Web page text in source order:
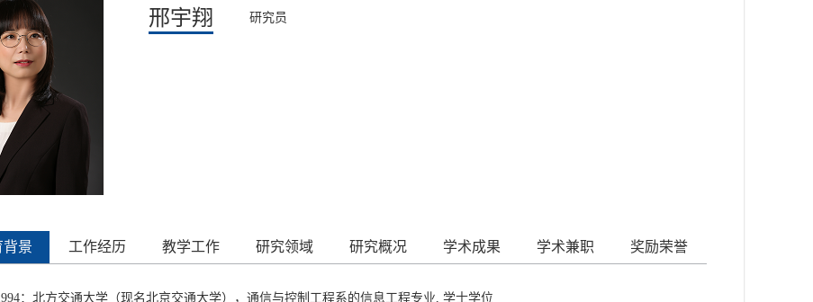
邢宇翔 研究员
背景 工作经历 教学工作 研究领域 研究概况 学术成果 学术兼职 奖励荣誉
：北方交通大学（现名北京交通大学），通信与控制工程系的信息工程专业, 学士学位